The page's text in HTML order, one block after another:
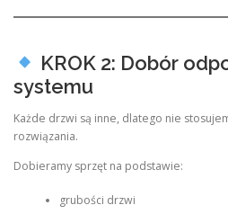
KROK 2: Dobór
systemu
Każde drzwi są inne, dlatego nie
rozwiązania.
Dobieramy sprzęt na podstawie:
grubości drzwi